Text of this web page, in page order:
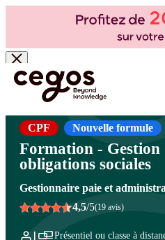
Skip to main content
Vous êtes ici : Accueil >Cegos, organisme de
administration du personnel
CPF Nouvelle formule
Formation - Gestion
obligations sociales
Gestionnaire paie et
4,5/5(19 avis)
Présentiel ou classe à